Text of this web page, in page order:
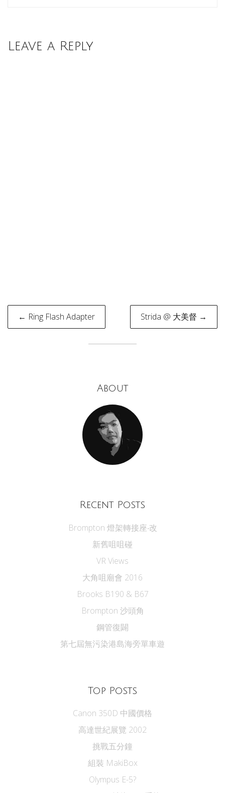
Leave a Reply
Post
navigation
← Ring Flash Adapter Strida @ 大美督 →
About
Recent Posts
Brompton 燈架轉接座‧改
新舊咀咀碰
VR Views
大角咀廟會 2016
Brooks B190 & B67
Brompton 沙頭角
鋼管復闢
第七屆無污染港島海旁單車遊
Top Posts
Canon 350D 中國價格
高達世紀展覽 2002
挑戰五分鐘
組裝 MakiBox
Olympus E-5?